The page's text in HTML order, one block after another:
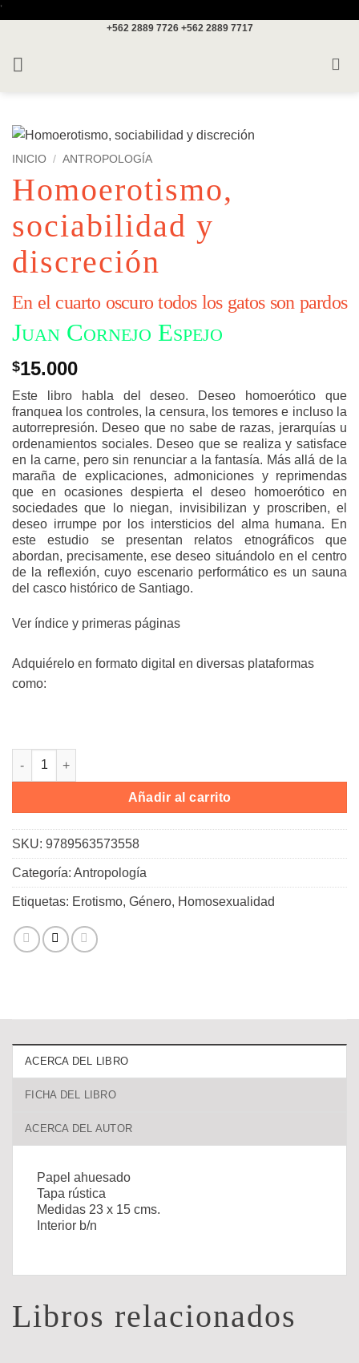
'
+562 2889 7726 +562 2889 7717
INICIO / ANTROPOLOGÍA
Homoerotismo,
sociabilidad y
discreción
En el cuarto oscuro todos los gatos son pardos
Juan Cornejo Espejo
$15.000
Este libro habla del deseo. Deseo homoerótico que
franquea los controles, la censura, los temores e incluso la
autorrepresión. Deseo que no sabe de razas, jerarquías u
ordenamientos sociales. Deseo que se realiza y satisface
en la carne, pero sin renunciar a la fantasía. Más allá de la
maraña de explicaciones, admoniciones y reprimendas
que en ocasiones despierta el deseo homoerótico en
sociedades que lo niegan, invisibilizan y proscriben, el
deseo irrumpe por los intersticios del alma humana. En
este estudio se presentan relatos etnográficos que
abordan, precisamente, ese deseo situándolo en el centro
de la reflexión, cuyo escenario performático es un sauna
del casco histórico de Santiago.
Ver índice y primeras páginas
Adquiérelo en formato digital en diversas plataformas
como:
Homoerotismo, sociabilidad y discreción cantidad
Añadir al carrito
SKU: 9789563573558
Categoría: Antropología
Etiquetas: Erotismo, Género, Homosexualidad
ACERCA DEL LIBRO
FICHA DEL LIBRO
ACERCA DEL AUTOR
Papel ahuesado
Tapa rústica
Medidas 23 x 15 cms.
Interior b/n
Libros relacionados